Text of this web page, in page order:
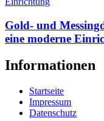
Gold- und
eine moderne
Informationen
Startseite
Impressum
Datenschutz